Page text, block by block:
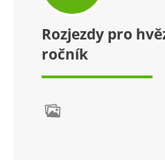
Rozjezdy pro
ročník